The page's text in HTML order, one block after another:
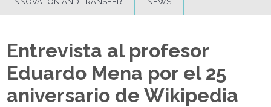
Entrevista al profesor
Eduardo Mena por el 25
aniversario de Wikipedia